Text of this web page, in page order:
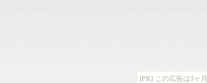
[PR] この広告は3ヶ